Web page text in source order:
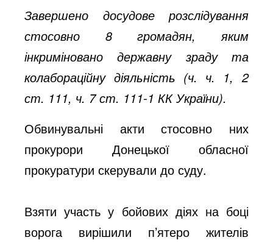
Завершено досудове розслідування
стосовно 8 громадян, яким
інкриміновано державну зраду та
колабораційну діяльність (ч. ч. 1, 2
ст. 111, ч. 7 ст. 111-1 КК України).
Обвинувальні акти стосовно них
прокурори Донецької обласної
прокуратури скерували до суду.
Взяти участь у бойових діях на боці
ворога вирішили п’ятеро жителів